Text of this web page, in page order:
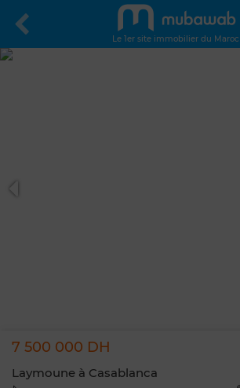
Le 1er site immobilier du Maroc
7 500 000 DH
Laymoune à Casablanca